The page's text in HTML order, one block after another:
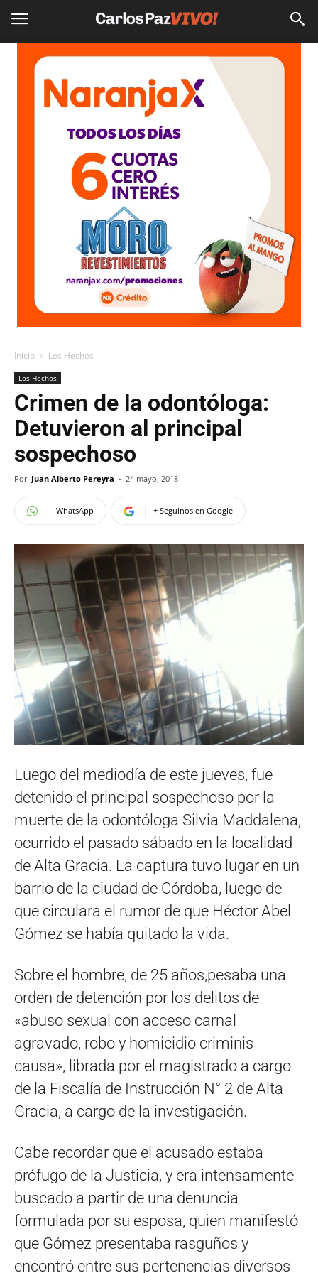
Inicio Los Hechos
Los Hechos
Crimen de la odontóloga:
Detuvieron al principal
sospechoso
Por Juan Alberto Pereyra - 24 mayo, 2018
WhatsApp + Seguinos en Google
Luego del mediodía de este jueves, fue
detenido el principal sospechoso por la
muerte de la odontóloga Silvia Maddalena,
ocurrido el pasado sábado en la localidad
de Alta Gracia. La captura tuvo lugar en un
barrio de la ciudad de Córdoba, luego de
que circulara el rumor de que Héctor Abel
Gómez se había quitado la vida.
Sobre el hombre, de 25 años,pesaba una
orden de detención por los delitos de
«abuso sexual con acceso carnal
agravado, robo y homicidio criminis
causa», librada por el magistrado a cargo
de la Fiscalía de Instrucción N° 2 de Alta
Gracia, a cargo de la investigación.
Cabe recordar que el acusado estaba
prófugo de la Justicia, y era intensamente
buscado a partir de una denuncia
formulada por su esposa, quien manifestó
que Gómez presentaba rasguños y
encontró entre sus pertenencias diversos